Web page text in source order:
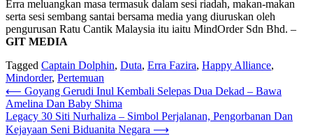
Erra meluangkan masa termasuk dalam sesi riadah, makan-makan
serta sesi sembang santai bersama media yang diuruskan oleh
pengurusan Ratu Cantik Malaysia itu iaitu MindOrder Sdn Bhd. –
GIT MEDIA
Tagged Captain Dolphin, Duta, Erra Fazira, Happy Alliance,
Mindorder, Pertemuan
Post
navigation
⟵ Goyang Gerudi Inul Kembali Selepas Dua Dekad – Bawa
Amelina Dan Baby Shima
Legacy 30 Siti Nurhaliza – Simbol Perjalanan, Pengorbanan Dan
Kejayaan Seni Biduanita Negara ⟶